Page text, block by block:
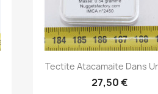
Aperçu rapide
Tectite Atacamaite Dans
27,50 €